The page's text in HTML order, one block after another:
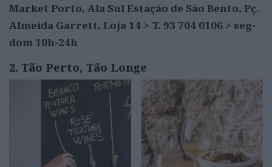
Market Porto, Ala Sul Estação de São Bento, Pç.
Almeida Garrett, Loja 14 > T. 93 704 0106 > seg-
dom 10h-24h
2. Tão Perto, Tão Longe